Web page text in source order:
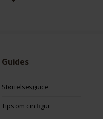
Guides
Størrelsesguide
Tips om din figur